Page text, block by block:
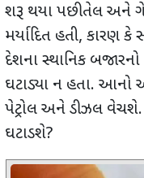
શરૂ થયા પછી તેલ અને
મર્યાદિત હતી, કારણ કે
દેશના સ્થાનિક બજારનો
ઘટાડ્યા ન હતા. આનો
પેટ્રોલ અને ડીઝલ
ઘટાડશે?